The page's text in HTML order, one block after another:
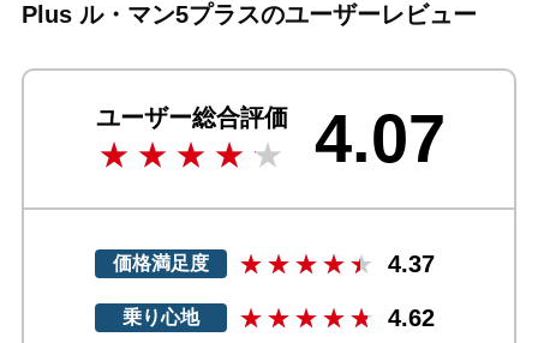
Plus ル・マン5プラスのユーザーレビュー
ユーザー総合評価 4.07
価格満足度 4.37
乗り心地 4.62